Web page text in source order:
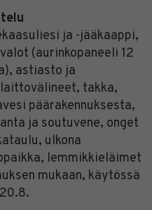
ja -jääkaappi,
(aurinkopaneeli 12
astiasto ja
takka,
päärakennuksesta,
ja soutuvene, onget
ulkona
lemmikkieläimet
mukaan, käytössä